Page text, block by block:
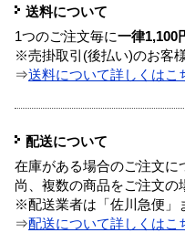
送料について
1つのご注文毎に一律1,100
※売掛取引(後払い)のお客
⇒送料について詳しくはこ
配送について
在庫がある場合のご注文に
尚、複数の商品をご注文の
※配送業者は「佐川急便」
⇒配送について詳しくはこ